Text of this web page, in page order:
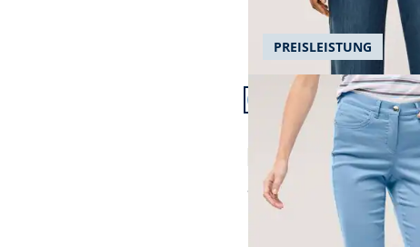
Artikel 7 von 24.
Passform Regular Fit.
PREISLEISTUNG
+7
Regular Fit
Extraglatt Baumwollhose
4,6 (400)
ab€ 99,99